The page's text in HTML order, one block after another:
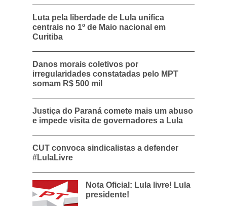
Luta pela liberdade de Lula unifica
centrais no 1º de Maio nacional em
Curitiba
Danos morais coletivos por
irregularidades constatadas pelo MPT
somam R$ 500 mil
Justiça do Paraná comete mais um abuso
e impede visita de governadores a Lula
CUT convoca sindicalistas a defender
#LulaLivre
Nota Oficial: Lula livre! Lula
presidente!